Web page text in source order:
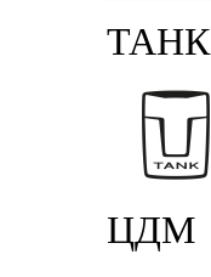
ТАНК
ЦДМ